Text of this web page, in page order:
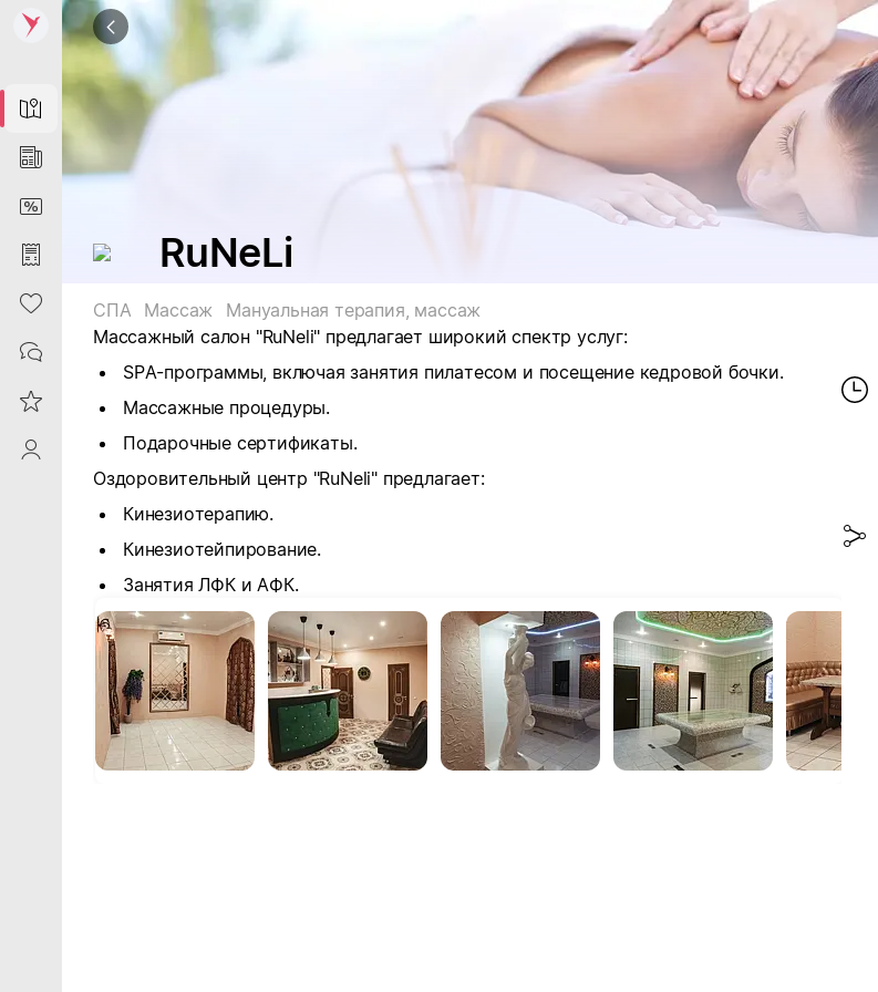
Map
News
DiscountCard
Purchases
Heart
Contacts
Reviews
ProfileSaby
RuNeLi
СПА Массаж
Мануальная терапия, массаж
Массажный салон "RuNeli" предлагает широкий спектр услуг:
SPA-программы, включая занятия пилатесом и посещение кедровой бочки.
Массажные процедуры.
Подарочные сертификаты.
Оздоровительный центр "RuNeli" предлагает:
Кинезиотерапию.
Кинезиотейпирование.
Занятия ЛФК и АФК.